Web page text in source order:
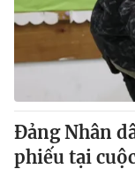
Sản phẩm
Lịch phát sóng
Chuyên mục khác
Emagazine
Đảng Nhân
phiếu tại